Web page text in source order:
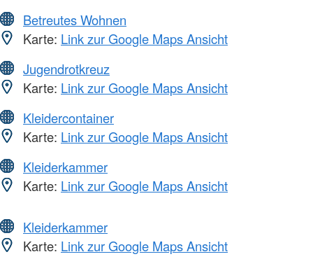
Betreutes Wohnen
Karte: Link zur Google Maps Ansicht
Jugendrotkreuz
Karte: Link zur Google Maps Ansicht
Kleidercontainer
Karte: Link zur Google Maps Ansicht
Kleiderkammer
Karte: Link zur Google Maps Ansicht
Kleiderkammer
Karte: Link zur Google Maps Ansicht